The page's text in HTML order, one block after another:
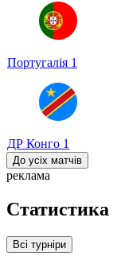
Португалія 1
ДР Конго 1
До усіх матчів
реклама
Статистика
Всі турніри